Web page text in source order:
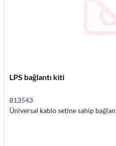
LPS bağlantı kiti
813543
Üniversal kablo setine sahip